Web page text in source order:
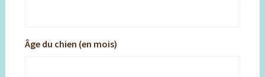
Âge du chien (en mois)